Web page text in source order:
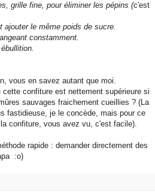
grille fine, pour éliminer les pépins (c'est
ajouter le même poids de sucre.
constamment.
vous en savez autant que moi.
confiture est nettement supérieure si
sauvages fraichement cueillies ? (La
fastidieuse, je le concède, mais pour ce
confiture, vous avez vu, c'est facile).
rapide : demander directement des
:o)